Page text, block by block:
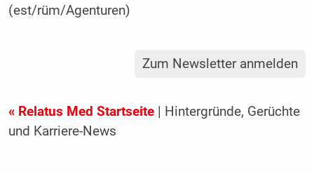
(est/rüm/Agenturen)
Zum Newsletter anmelden
« Relatus Med Startseite| Hintergründe, Gerüchte
und Karriere-News